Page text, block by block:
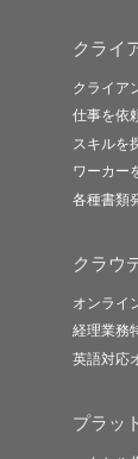
クライ
クライア
仕事を依
スキルを
ワーカー
各種書類
クラウ
オンライ
経理業務
英語対応
プラッ